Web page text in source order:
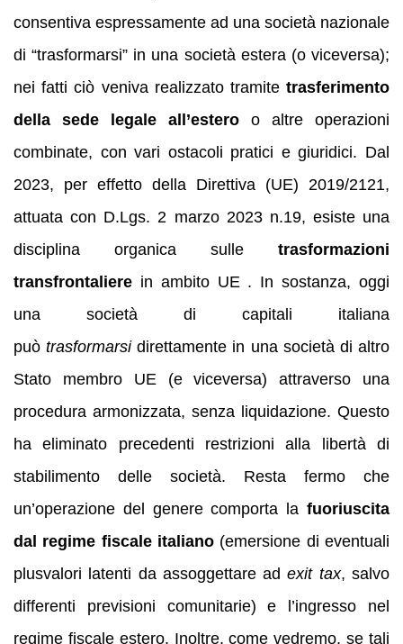
consentiva espressamente ad una società nazionale
di “trasformarsi” in una società estera (o viceversa);
nei fatti ciò veniva realizzato tramite trasferimento
della sede legale all’estero o altre operazioni
combinate, con vari ostacoli pratici e giuridici. Dal
2023, per effetto della Direttiva (UE) 2019/2121,
attuata con D.Lgs. 2 marzo 2023 n.19, esiste una
disciplina organica sulle trasformazioni
transfrontaliere in ambito UE . In sostanza, oggi
una società di capitali italiana
puòtrasformarsidirettamente in una società di altro
Stato membro UE (e viceversa) attraverso una
procedura armonizzata, senza liquidazione. Questo
ha eliminato precedenti restrizioni alla libertà di
stabilimento delle società. Resta fermo che
un’operazione del genere comporta la fuoriuscita
dal regime fiscale italiano (emersione di eventuali
plusvalori latenti da assoggettare adexit tax, salvo
differenti previsioni comunitarie) e l’ingresso nel
regime fiscale estero. Inoltre, come vedremo, se tali